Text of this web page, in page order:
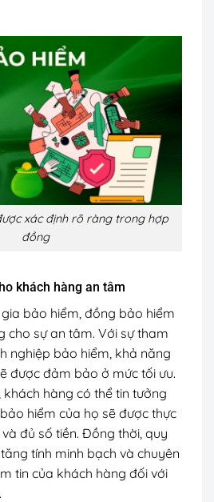
xác định rõ ràng trong hợp
đồng
khách hàng an tâm
bảo hiểm, đồng bảo hiểm
cho sự an tâm. Với sự tham
nghiệp bảo hiểm, khả năng
được đảm bảo ở mức tối ưu.
khách hàng có thể tin tưởng
hiểm của họ sẽ được thực
đủ số tiền. Đồng thời, quy
tính minh bạch và chuyên
tin của khách hàng đối với